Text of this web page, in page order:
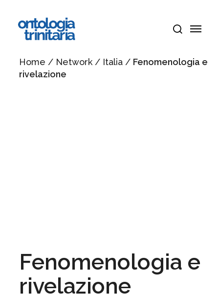
contenuto
principale
cerca
Menu
Home / Network/ Italia/ Fenomenologia e
rivelazione
Fenomenologia e
rivelazione